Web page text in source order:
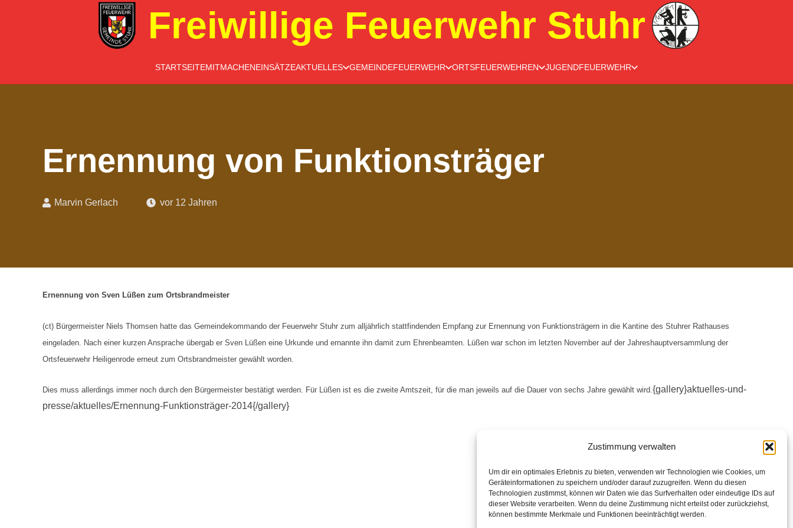
Zustimmung verwalten
Um dir ein optimales Erlebnis zu bieten, verwenden wir Technologien wie Cookies, um
Geräteinformationen zu speichern und/oder darauf zuzugreifen. Wenn du diesen
Technologien zustimmst, können wir Daten wie das Surfverhalten oder eindeutige IDs auf
dieser Website verarbeiten. Wenn du deine Zustimmung nicht erteilst oder zurückziehst,
können bestimmte Merkmale und Funktionen beeinträchtigt werden.
Freiwillige Feuerwehr Stuhr
STARTSEITEMITMACHENEINSÄTZEAKTUELLES GEMEINDEFEUERWEHR ORTSFEUERWEHREN JUGENDFEUERWEHR
Ernennung von Funktionsträger
Marvin Gerlach vor 12 Jahren
Ernennung von Sven Lüßen zum Ortsbrandmeister
(ct) Bürgermeister Niels Thomsen hatte das Gemeindekommando der Feuerwehr Stuhr zum alljährlich stattfindenden Empfang zur Ernennung von Funktionsträgern in die Kantine des Stuhrer Rathauses
eingeladen. Nach einer kurzen Ansprache übergab er Sven Lüßen eine Urkunde und ernannte ihn damit zum Ehrenbeamten. Lüßen war schon im letzten November auf der Jahreshauptversammlung der
Ortsfeuerwehr Heiligenrode erneut zum Ortsbrandmeister gewählt worden.
Dies muss allerdings immer noch durch den Bürgermeister bestätigt werden. Für Lüßen ist es die zweite Amtszeit, für die man jeweils auf die Dauer von sechs Jahre gewählt wird.{gallery}aktuelles-und-
presse/aktuelles/Ernennung-Funktionsträger-2014{/gallery}